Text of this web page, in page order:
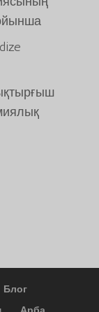
Блог
Việt
ລາວ